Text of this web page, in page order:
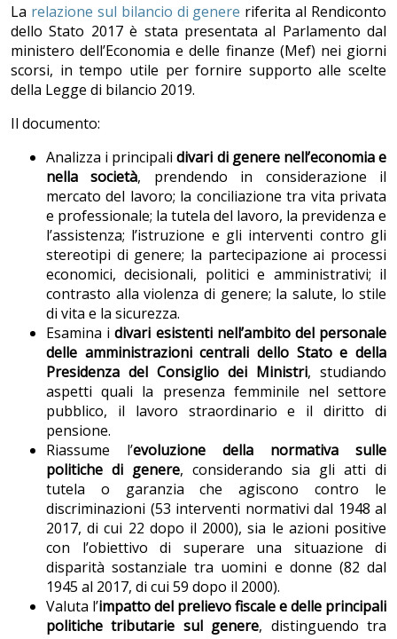
La relazione sul bilancio di genere riferita al Rendiconto
dello Stato 2017 è stata presentata al Parlamento dal
ministero dell’Economia e delle finanze (Mef) nei giorni
scorsi, in tempo utile per fornire supporto alle scelte
della Legge di bilancio 2019.
Il documento:
Analizza i principali divari di genere nell’economia e
nella società, prendendo in considerazione il
mercato del lavoro; la conciliazione tra vita privata
e professionale; la tutela del lavoro, la previdenza e
l’assistenza; l’istruzione e gli interventi contro gli
stereotipi di genere; la partecipazione ai processi
economici, decisionali, politici e amministrativi; il
contrasto alla violenza di genere; la salute, lo stile
di vita e la sicurezza.
Esamina i divari esistenti nell’ambito del personale
delle amministrazioni centrali dello Stato e della
Presidenza del Consiglio dei Ministri, studiando
aspetti quali la presenza femminile nel settore
pubblico, il lavoro straordinario e il diritto di
pensione.
Riassume l’evoluzione della normativa sulle
politiche di genere, considerando sia gli atti di
tutela o garanzia che agiscono contro le
discriminazioni (53 interventi normativi dal 1948 al
2017, di cui 22 dopo il 2000), sia le azioni positive
con l’obiettivo di superare una situazione di
disparità sostanziale tra uomini e donne (82 dal
1945 al 2017, di cui 59 dopo il 2000).
Valuta l’impatto del prelievo fiscale e delle principali
politiche tributarie sul genere, distinguendo tra